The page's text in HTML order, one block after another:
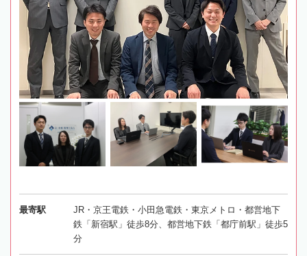
最寄駅
JR・京王電鉄・小田急電鉄・東京メトロ・都営地下
鉄「新宿駅」徒歩8分、都営地下鉄「都庁前駅」徒歩5
分